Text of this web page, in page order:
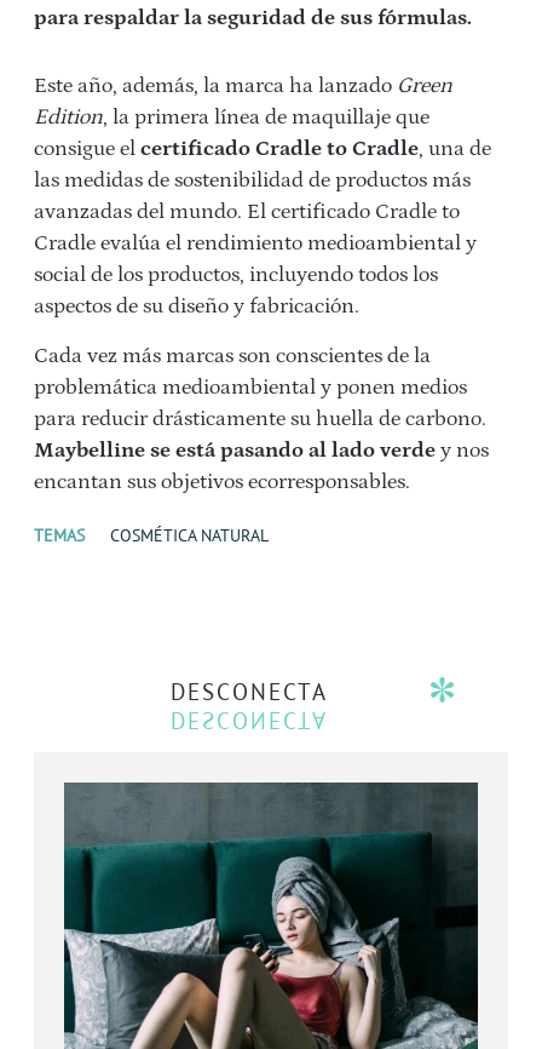
para respaldar la seguridad de sus fórmulas.
Este año, además, la marca ha lanzado Green
Edition, la primera línea de maquillaje que
consigue el certificado Cradle to Cradle, una de
las medidas de sostenibilidad de productos más
avanzadas del mundo. El certificado Cradle to
Cradle evalúa el rendimiento medioambiental y
social de los productos, incluyendo todos los
aspectos de su diseño y fabricación.
Cada vez más marcas son conscientes de la
problemática medioambiental y ponen medios
para reducir drásticamente su huella de carbono.
Maybelline se está pasando al lado verde y nos
encantan sus objetivos ecorresponsables.
TEMAS COSMÉTICA NATURAL
DESCONECTA